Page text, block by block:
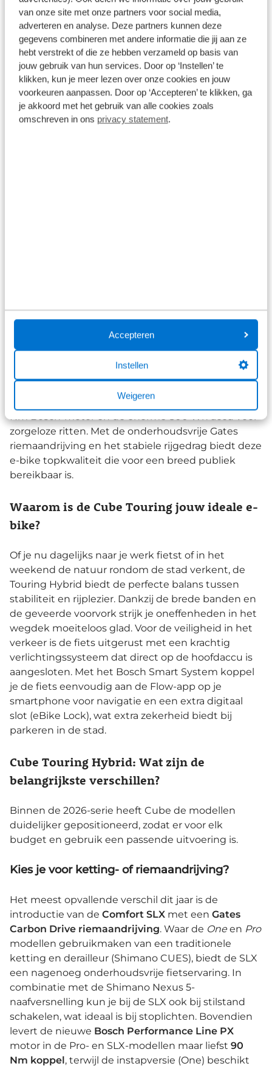
van onze site met onze partners voor social media,
adverteren en analyse. Deze partners kunnen deze
gegevens combineren met andere informatie die jij aan ze
hebt verstrekt of die ze hebben verzameld op basis van
jouw gebruik van hun services. Door op ‘Instellen’ te
klikken, kun je meer lezen over onze cookies en jouw
voorkeuren aanpassen. Door op ‘Accepteren’ te klikken, ga
je akkoord met het gebruik van alle cookies zoals
omschreven in ons privacy statement.
Accepteren
Instellen
Weigeren
€ 3.099,00
Niet op voorraad
1/16
Cube Touring Hybrid EXC 625 Unisex
2023
Bosch Performance Line Smart 625 Wh 1x12 versnellingen
Ketting
Cube Touring Hybrid Comfort SLX 800 |
Best getest door ANWB
is door
gekroond tottestwinnaar
kwaliteitverhouding. De jury prijst de krachtige 90
Nm Bosch-motor en de enorme 800 Wh accu voor
zorgeloze ritten. Met de onderhoudsvrije Gates
riemaandrijving en het stabiele rijgedrag biedt deze
e-bike topkwaliteit die voor een breed publiek
bereikbaar is.
Waarom is de Cube Touring jouw ideale e-
bike?
Of je nu dagelijks naar je werk fietst of in het
weekend de natuur rondom de stad verkent, de
Touring Hybrid biedt de perfecte balans tussen
stabiliteit en rijplezier. Dankzij de brede banden en
de geveerde voorvork strijk je oneffenheden in het
wegdek moeiteloos glad. Voor de veiligheid in het
verkeer is de fiets uitgerust met een krachtig
verlichtingssysteem dat direct op de hoofdaccu is
aangesloten. Met het Bosch Smart System koppel
je de fiets eenvoudig aan de Flow-app op je
smartphone voor navigatie en een extra digitaal
slot (eBike Lock), wat extra zekerheid biedt bij
parkeren in de stad.
Cube Touring Hybrid: Wat zijn de
belangrijkste verschillen?
Binnen de 2026-serie heeft Cube de modellen
duidelijker gepositioneerd, zodat er voor elk
budget en gebruik een passende uitvoering is.
Kies je voor ketting- of riemaandrijving?
Het meest opvallende verschil dit jaar is de
introductie van de Comfort SLX met een Gates
Carbon Drive riemaandrijving. Waar de One en Pro
modellen gebruikmaken van een traditionele
ketting en derailleur (Shimano CUES), biedt de SLX
een nagenoeg onderhoudsvrije fietservaring. In
combinatie met de Shimano Nexus 5-
naafversnelling kun je bij de SLX ook bij stilstand
schakelen, wat ideaal is bij stoplichten. Bovendien
levert de nieuwe Bosch Performance Line PX
motor in de Pro- en SLX-modellen maar liefst 90
Nm koppel, terwijl de instapversie (One) beschikt